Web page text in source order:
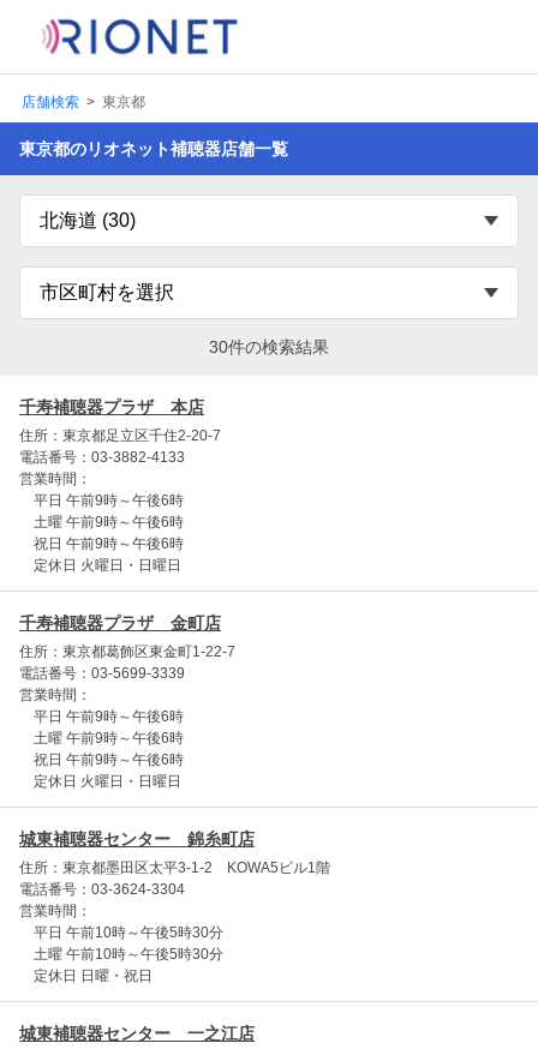
店舗検索 東京都
東京都のリオネット補聴器店舗一覧
30件の検索結果
千寿補聴器プラザ 本店
住所：東京都足立区千住2-20-7
電話番号：03-3882-4133
営業時間：
平日 午前9時～午後6時
土曜 午前9時～午後6時
祝日 午前9時～午後6時
定休日 火曜日・日曜日
千寿補聴器プラザ 金町店
住所：東京都葛飾区東金町1-22-7
電話番号：03-5699-3339
営業時間：
平日 午前9時～午後6時
土曜 午前9時～午後6時
祝日 午前9時～午後6時
定休日 火曜日・日曜日
城東補聴器センター 錦糸町店
住所：東京都墨田区太平3-1-2 KOWA5ビル1階
電話番号：03-3624-3304
営業時間：
平日 午前10時～午後5時30分
土曜 午前10時～午後5時30分
定休日 日曜・祝日
城東補聴器センター 一之江店